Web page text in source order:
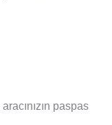
aracınızın paspas